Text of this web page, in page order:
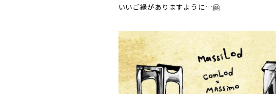
いいご縁がありますように…🤗